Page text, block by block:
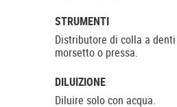
STRUMENTI
Distributore di colla a
morsetto o pressa.
DILUIZIONE
Diluire solo con acqua.